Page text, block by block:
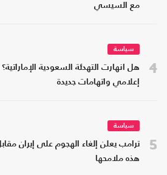
مع السيسي
4
سياسة
هل انهارت التهدئة السعودية
إعلامي واتهامات جديدة
5
سياسة
ترامب يعلن إلغاء الهجوم على إيران
هذه ملامحها